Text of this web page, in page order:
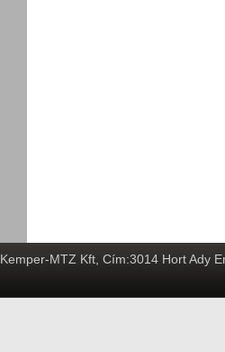
Kemper-MTZ Kft, Cím:3014 Hort Ady